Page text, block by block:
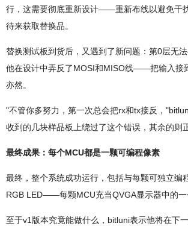
行，这需要彻底重新设计——重新布线以避免
待来获取替换品。
替换测试板到货后，又遇到了新问题：第0层无
他在设计中弄反了MOSI和MISO线——把输入接
亦然。
"不管你多努力，第一次总会把rx和tx接反，
收到的几块样品板上绕过了这个错误，其余的则
最终成果：每个MCU都是一颗可编程像素
最终，整个系统成功运行，包括与每颗可独立编
RGB LED——每颗MCU充当QVGA显示器中的一
至于v1版本究竟能做什么，bitluni表示他将在下